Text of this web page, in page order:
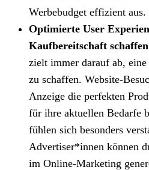
Werbebudget effizient aus.
Optimierte User
Kaufbereitschaft
zielt immer darauf ab, eine
zu schaffen. Website-
Anzeige die perfekten
für ihre aktuellen Bedarfe
fühlen sich besonders
Advertiser*innen können
im Online-Marketing